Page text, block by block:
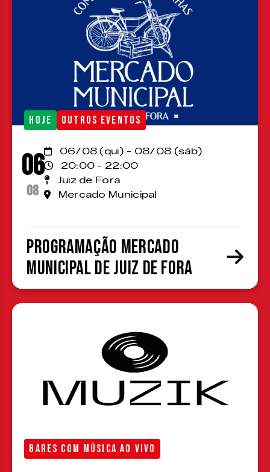
HOJE OUTROS EVENTOS
06
08
06/08 (qui) - 08/08 (sáb)
20:00 - 22:00
Juiz de Fora
Mercado Municipal
Programação Mercado
Municipal de Juiz de Fora
BARES COM MÚSICA AO VIVO